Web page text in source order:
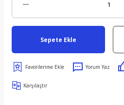
Sepete Ekle
Yorum Yaz
Karşılaştır